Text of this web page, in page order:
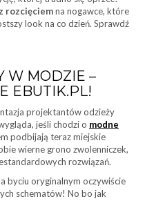
rozcięciemna nogawce, które
look na co dzień. Sprawdź
W MODZIE –
EBUTIK.PL!
projektantów odzieży
jeśli chodzi o modne
podbijają teraz miejskie
wierne grono zwolenniczek,
rozwiązań.
byciu oryginalnym oczywiście
schematów! No bo jak